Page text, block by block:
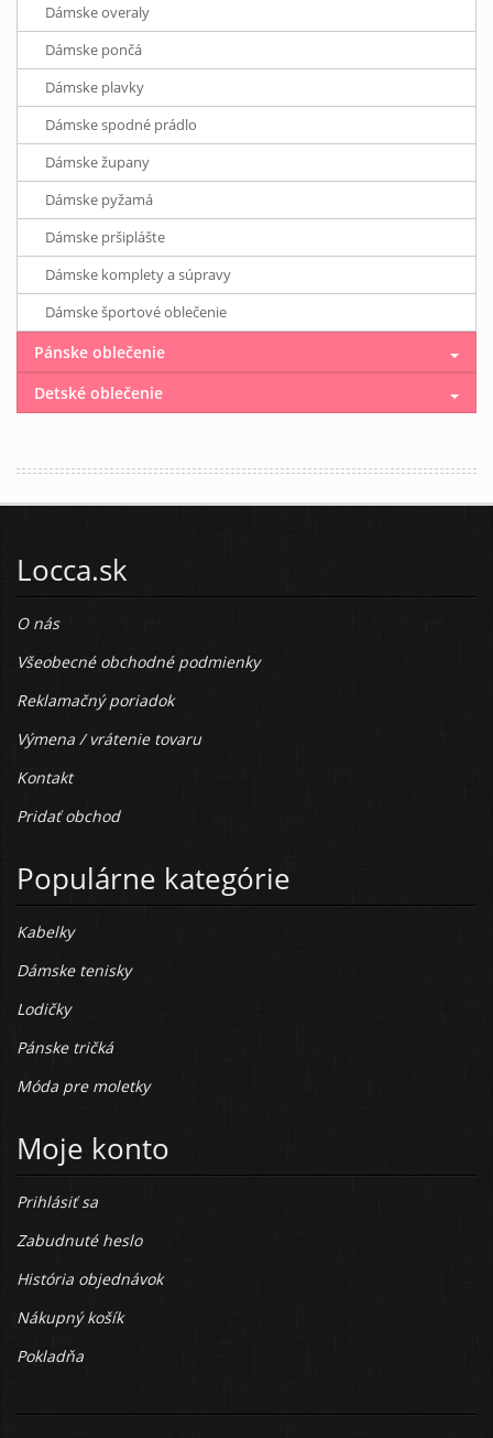
Dámske overaly
Dámske pončá
Dámske plavky
Dámske spodné prádlo
Dámske župany
Dámske pyžamá
Dámske pršiplášte
Dámske komplety a súpravy
Dámske športové oblečenie
Pánske oblečenie
Detské oblečenie
Locca.sk
O nás
Všeobecné obchodné podmienky
Reklamačný poriadok
Výmena / vrátenie tovaru
Kontakt
Pridať obchod
Populárne kategórie
Kabelky
Dámske tenisky
Lodičky
Pánske tričká
Móda pre moletky
Moje konto
Prihlásiť sa
Zabudnuté heslo
História objednávok
Nákupný košík
Pokladňa